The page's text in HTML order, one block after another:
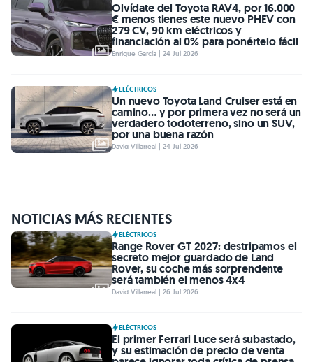
Olvídate del Toyota RAV4, por 16.000
€ menos tienes este nuevo PHEV con
279 CV, 90 km eléctricos y
financiación al 0% para ponértelo fácil
Enrique García | 24 Jul 2026
ELÉCTRICOS
Un nuevo Toyota Land Cruiser está en
camino… y por primera vez no será un
verdadero todoterreno, sino un SUV,
por una buena razón
David Villarreal | 24 Jul 2026
NOTICIAS MÁS RECIENTES
ELÉCTRICOS
Range Rover GT 2027: destripamos el
secreto mejor guardado de Land
Rover, su coche más sorprendente
será también el menos 4x4
David Villarreal | 26 Jul 2026
ELÉCTRICOS
El primer Ferrari Luce será subastado,
y su estimación de precio de venta